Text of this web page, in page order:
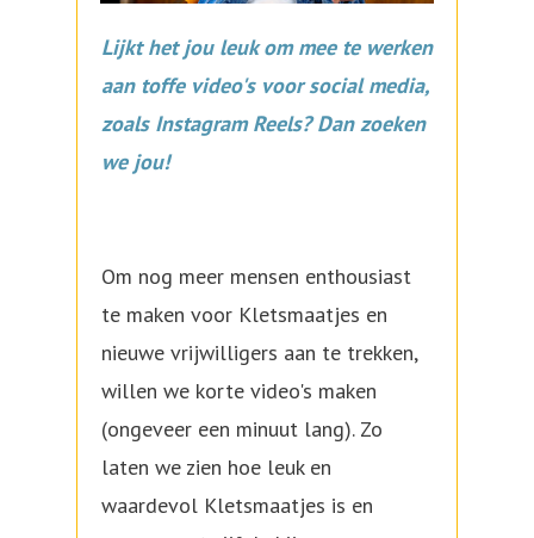
Lijkt het jou leuk om mee te werken
aan toffe video's voor social media,
zoals Instagram Reels? Dan zoeken
we jou!
Om nog meer mensen enthousiast
te maken voor Kletsmaatjes en
nieuwe vrijwilligers aan te trekken,
willen we korte video's maken
(ongeveer een minuut lang). Zo
laten we zien hoe leuk en
waardevol Kletsmaatjes is en